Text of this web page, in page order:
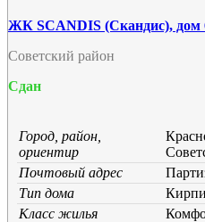
ЖК SCANDIS (Скандис), дом
Советский район
Сдан
Город, район,
ориентир
Почтовый адрес
Тип дома
Класс жилья